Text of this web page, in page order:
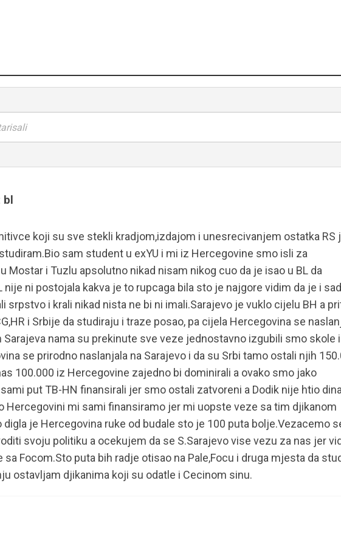
koji su sve stekli kradjom,izdajom i unesrecivanjem ostatka RS
sam student u exYU i mi iz Hercegovine smo isli za
Mostar i Tuzlu apsolutno nikad nisam nikog cuo da je isao u BL da
nije ni postojala kakva je to rupcaga bila sto je najgore vidim da je i
srpstvo i krali nikad nista ne bi ni imali.Sarajevo je vuklo cijelu BH a
i Srbije da studiraju i traze posao, pa cijela Hercegovina se
Sarajeva nama su prekinute sve veze jednostavno izgubili smo skole i
se prirodno naslanjala na Sarajevo i da su Srbi tamo ostali njih
100.000 iz Hercegovine zajedno bi dominirali a ovako smo jako
put TB-HN finansirali jer smo ostali zatvoreni a Dodik nije htio
Hercegovini mi sami finansiramo jer mi uopste veze sa tim djikanom
je Hercegovina ruke od budale sto je 100 puta bolje.Vezacemo
svoju politiku a ocekujem da se S.Sarajevo vise vezu za nas jer
sa Focom.Sto puta bih radje otisao na Pale,Focu i druga mjesta da
ostavljam djikanima koji su odatle i Cecinom sinu.